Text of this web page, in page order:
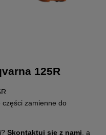
125R
zamienne do
Skontaktuj się z nami , a